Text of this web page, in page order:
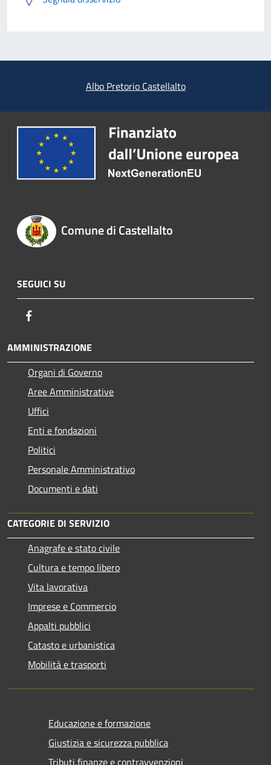
Albo Pretorio Castellalto
Comune di Castellalto
SEGUICI SU
AMMINISTRAZIONE
Organi di Governo
Aree Amministrative
Uffici
Enti e fondazioni
Politici
Personale Amministrativo
Documenti e dati
CATEGORIE DI SERVIZIO
Anagrafe e stato civile
Cultura e tempo libero
Vita lavorativa
Imprese e Commercio
Appalti pubblici
Catasto e urbanistica
Mobilità e trasporti
Educazione e formazione
Giustizia e sicurezza pubblica
Tributi,finanze e contravvenzioni